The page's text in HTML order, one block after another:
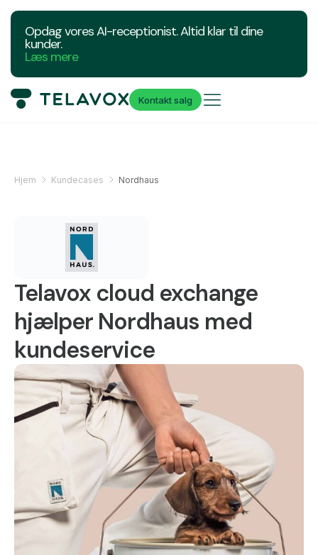
Opdag vores AI-receptionist. Altid klar til dine
kunder.
Læs mere
Kontakt salg
Hjem Kundecases Nordhaus
Telavox cloud exchange
hjælper Nordhaus med
kundeservice